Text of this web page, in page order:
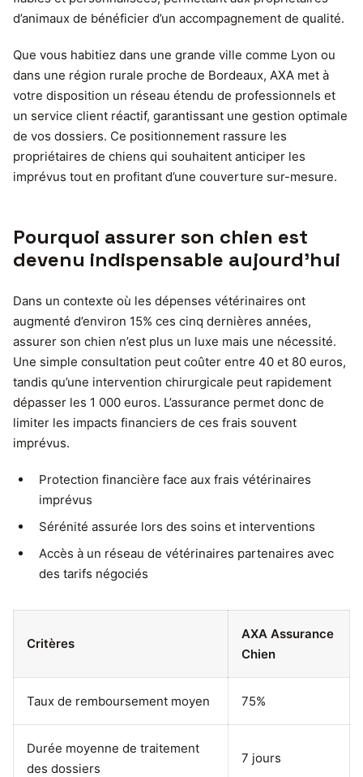
d’animaux de bénéficier d’un accompagnement de qualité.
Que vous habitiez dans une grande ville comme Lyon ou
dans une région rurale proche de Bordeaux, AXA met à
votre disposition un réseau étendu de professionnels et
un service client réactif, garantissant une gestion optimale
de vos dossiers. Ce positionnement rassure les
propriétaires de chiens qui souhaitent anticiper les
imprévus tout en profitant d’une couverture sur-mesure.
Pourquoi assurer son chien est
devenu indispensable aujourd’hui
Dans un contexte où les dépenses vétérinaires ont
augmenté d’environ 15% ces cinq dernières années,
assurer son chien n’est plus un luxe mais une nécessité.
Une simple consultation peut coûter entre 40 et 80 euros,
tandis qu’une intervention chirurgicale peut rapidement
dépasser les 1 000 euros. L’assurance permet donc de
limiter les impacts financiers de ces frais souvent
imprévus.
Protection financière face aux frais vétérinaires
imprévus
Sérénité assurée lors des soins et interventions
Accès à un réseau de vétérinaires partenaires avec
des tarifs négociés
Critères
AXA Assurance
Chien
Taux de remboursement moyen 75%
Durée moyenne de traitement
des dossiers
7 jours